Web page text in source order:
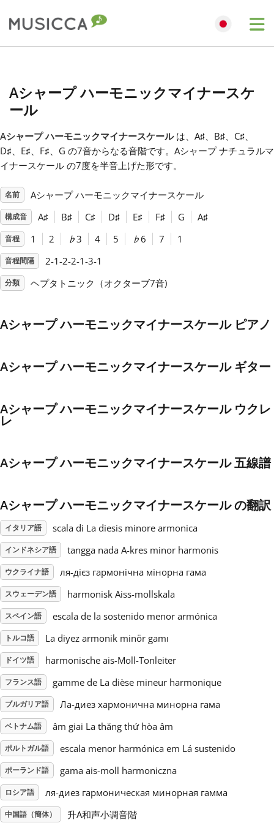
Български
Dansk
English
Español
Italiano
日本語
Português
Русский
Svenska
Türkçe
Українська
简体中文
繁體中文
Aシャープ ハーモニックマイナースケ
ール
Aシャープ ハーモニックマイナースケールは、A♯、B♯、C♯、
D♯、E♯、F♯、G の7音からなる音階です。Aシャープ ナチュラルマ
イナースケール の7度を半音上げた形です。
名前 Aシャープ ハーモニックマイナースケール
構成音 A♯ B♯ C♯ D♯ E♯ F♯ G A♯
音程 1 2 ♭3 4 5 ♭6 7 1
音程間隔 2-1-2-2-1-3-1
分類 ヘプタトニック（オクターブ7音)
Aシャープ ハーモニックマイナースケール ピアノ
Aシャープ ハーモニックマイナースケール ギター
Aシャープ ハーモニックマイナースケール ウクレ
レ
Aシャープ ハーモニックマイナースケール 五線譜
Aシャープ ハーモニックマイナースケール の翻訳
イタリア語 scala di La diesis minore armonica
インドネシア語 tangga nada A-kres minor harmonis
ウクライナ語 ля-дієз гармонічна мінорна гама
スウェーデン語 harmonisk Aiss-mollskala
スペイン語 escala de la sostenido menor armónica
トルコ語 La diyez armonik minör gamı
ドイツ語 harmonische ais-Moll-Tonleiter
フランス語 gamme de La dièse mineur harmonique
ブルガリア語 Ла-диез хармонична минорна гама
ベトナム語 âm giai La thăng thứ hòa âm
ポルトガル語 escala menor harmónica em Lá sustenido
ポーランド語 gama ais-moll harmoniczna
ロシア語 ля-диез гармоническая минорная гамма
中国語（簡体） 升A和声小调音階